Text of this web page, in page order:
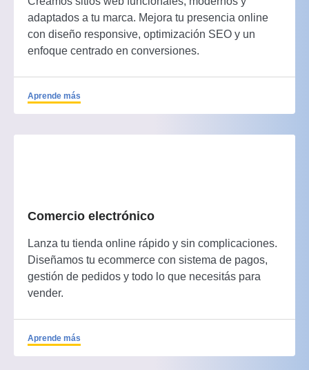
adaptados a tu marca. Mejora tu presencia online
con diseño responsive, optimización SEO y un
enfoque centrado en conversiones.
Aprende más
Comercio electrónico
Lanza tu tienda online rápido y sin complicaciones.
Diseñamos tu ecommerce con sistema de pagos,
gestión de pedidos y todo lo que necesitás para
vender.
Aprende más